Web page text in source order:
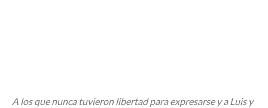
A los que nunca tuvieron libertad para expresarse y a Luis y